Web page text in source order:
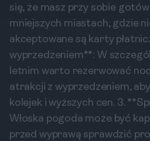
się, że masz przy sobie
mniejszych miastach, gdzie
akceptowane są karty
wyprzedzeniem**: W
letnim warto rezerwować
atrakcji z wyprzedzeniem,
kolejek i wyższych cen. 3.
Włoska pogoda może być
przed wyprawą sprawdzić